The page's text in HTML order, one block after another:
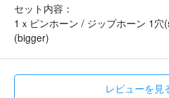
セット内容：
1ｘピンホーン / ジップホーン 1
(bigger)
レビューを見